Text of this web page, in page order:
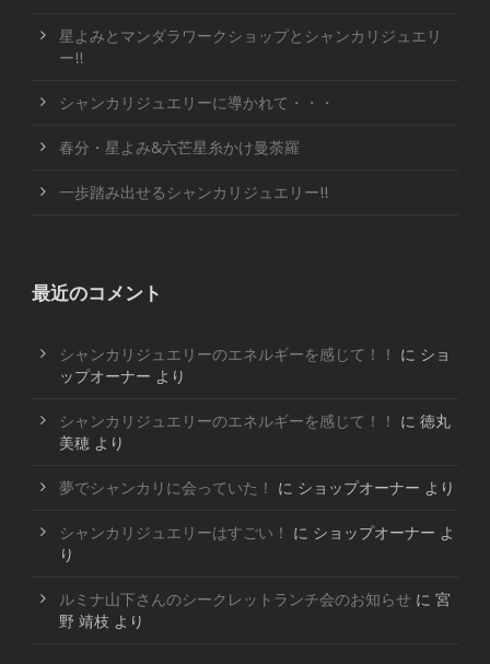
星よみとマンダラワークショップとシャンカリジュエリ
ー!!
シャンカリジュエリーに導かれて・・・
春分・星よみ&六芒星糸かけ曼荼羅
一歩踏み出せるシャンカリジュエリー!!
最近のコメント
シャンカリジュエリーのエネルギーを感じて！！ に ショ
ップオーナー より
シャンカリジュエリーのエネルギーを感じて！！ に 徳丸
美穂 より
夢でシャンカリに会っていた！ に ショップオーナー より
シャンカリジュエリーはすごい！ に ショップオーナー よ
り
ルミナ山下さんのシークレットランチ会のお知らせ に 宮
野 靖枝 より